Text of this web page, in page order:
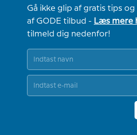
Gå ikke glip af gratis tips og
af GODE tilbud - Læs mere
tilmeld dig nedenfor!